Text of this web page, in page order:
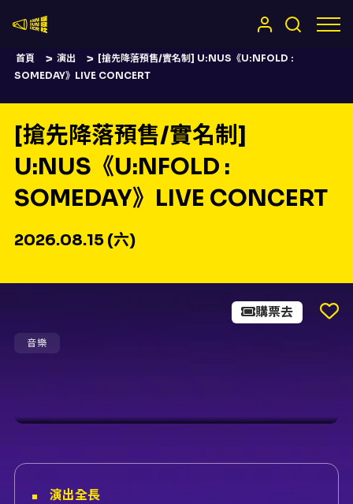
首頁 演出
[搶先降落預售/實名制] U:NUS《U:NFOLD :
SOMEDAY》LIVE CONCERT
[搶先降落預售/實名制]
U:NUS《U:NFOLD :
SOMEDAY》LIVE CONCERT
2026.08.15 (六)
音樂
購票去
演出全長